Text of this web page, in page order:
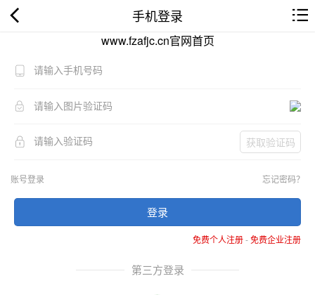
手机登录
www.fzafjc.cn官网首页
获取验证码
账号登录 忘记密码？
登录
免费个人注册-免费企业注册
第三方登录